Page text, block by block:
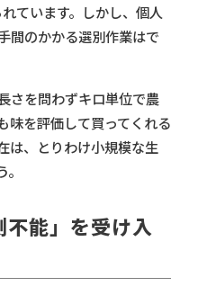
ています。しかし、個人
間のかかる選別作業はで
さを問わずキロ単位で農
味を評価して買ってくれる
は、とりわけ小規模な生
能」を受け入